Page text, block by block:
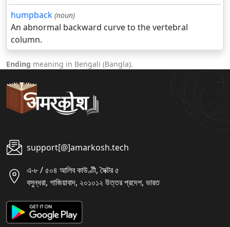
humpback (noun)
An abnormal backward curve to the vertebral
column.
Ending meaning in Bengali (Bangla).
support[@]amarkosh.tech
এ-৮ / ৫০৪ আলিব কাউণ্টী, সৈক্টর ৫
বসুন্ধরা, গাজিয়াবাদ, ২০১০১২ উত্তর প্রদেশ, ভারত